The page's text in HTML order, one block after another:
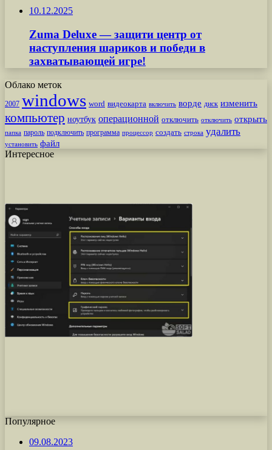
10.12.2025
Zuma Deluxe — защити центр от
наступления шариков и победи в
захватывающей игре!
Облако меток
2007 windows word видеокарта включить ворде диск изменить
компьютер ноутбук операционной отключить отключить открыть
папка пароль подключить программа процессор создать строка удалить
установить файл
Интересное
Популярное
09.08.2023